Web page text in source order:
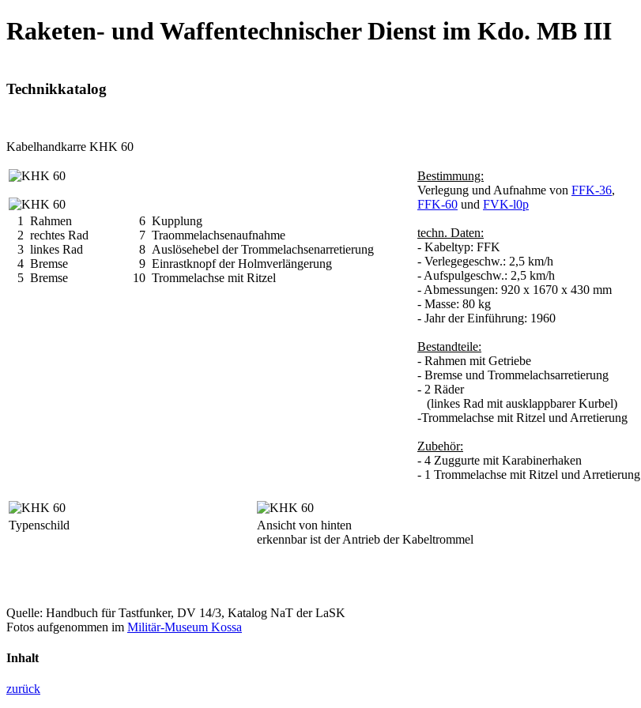
Raketen- und Waffentechnischer Dienst im Kdo. MB III
Technikkatalog
Kabelhandkarre KHK 60
1 Rahmen
2 rechtes Rad
3 linkes Rad
4 Bremse
5 Bremse
6 Kupplung
7 Traommelachsenaufnahme
8 Auslösehebel der Trommelachsenarretierung
9 Einrastknopf der Holmverlängerung
10 Trommelachse mit Ritzel
Bestimmung:
Verlegung und Aufnahme von FFK-36,
FFK-60 und FVK-l0p
techn. Daten:
- Kabeltyp: FFK
- Verlegegeschw.: 2,5 km/h
- Aufspulgeschw.: 2,5 km/h
- Abmessungen: 920 x 1670 x 430 mm
- Masse: 80 kg
- Jahr der Einführung: 1960
Bestandteile:
- Rahmen mit Getriebe
- Bremse und Trommelachsarretierung
- 2 Räder
(linkes Rad mit ausklappbarer Kurbel)
-Trommelachse mit Ritzel und Arretierung
Zubehör:
- 4 Zuggurte mit Karabinerhaken
- 1 Trommelachse mit Ritzel und Arretierung
Typenschild
Ansicht von hinten
erkennbar ist der Antrieb der Kabeltrommel
Quelle: Handbuch für Tastfunker, DV 14/3, Katalog NaT der LaSK
Fotos aufgenommen im Militär-Museum Kossa
Inhalt
zurück